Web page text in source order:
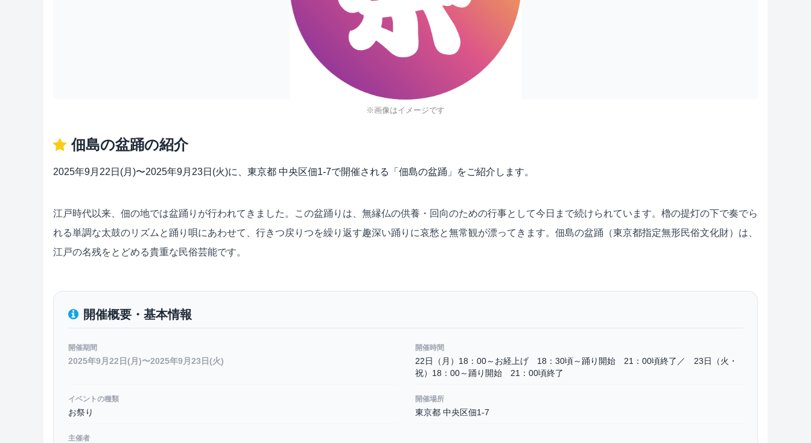
※画像はイメージです
佃島の盆踊の紹介
2025年9月22日(月)〜2025年9月23日(火)に、東京都 中央区佃1-7で開催される「佃島の盆踊」をご紹介します。
江戸時代以来、佃の地では盆踊りが行われてきました。この盆踊りは、無縁仏の供養・回向のための行事として今日まで続けられています。櫓の提灯の下で奏でら
れる単調な太鼓のリズムと踊り唄にあわせて、行きつ戻りつを繰り返す趣深い踊りに哀愁と無常観が漂ってきます。佃島の盆踊（東京都指定無形民俗文化財）は、
江戸の名残をとどめる貴重な民俗芸能です。
開催概要・基本情報
開催期間
2025年9月22日(月)〜2025年9月23日(火)
開催時間
22日（月）18：00～お経上げ 18：30頃～踊り開始 21：00頃終了／ 23日（火・
祝）18：00～踊り開始 21：00頃終了
イベントの種類
お祭り
開催場所
東京都 中央区佃1-7
主催者